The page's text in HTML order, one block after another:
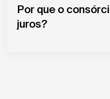
Por que o
juros?